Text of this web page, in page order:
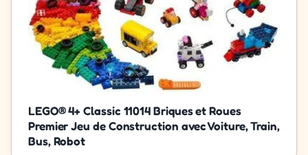
LEGO® 4+ Classic 11014 Briques et Roues
Premier Jeu de Construction avec Voiture, Train,
Bus, Robot